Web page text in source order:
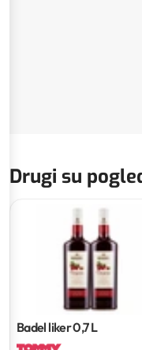
Drugi su
Badel liker0,7 L